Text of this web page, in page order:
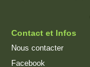
Contact et Infos
Nous contacter
Facebook